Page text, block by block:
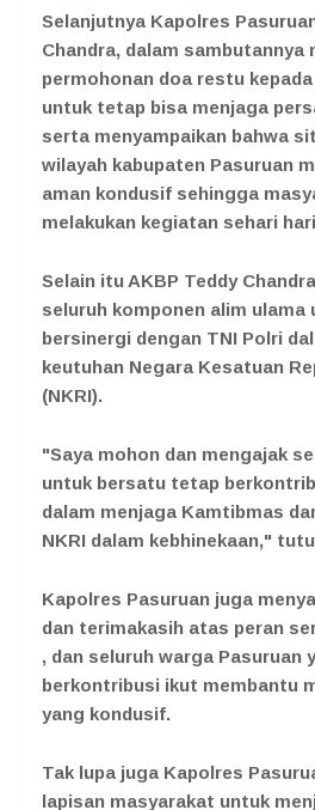
Selanjutnya Kapolres
Chandra, dalam sambutannya
permohonan doa restu
untuk tetap bisa menjaga
serta menyampaikan bahwa
wilayah kabupaten Pasuruan
aman kondusif sehingga
melakukan kegiatan sehari
Selain itu AKBP Teddy
seluruh komponen alim
bersinergi dengan TNI Polri
keutuhan Negara Kesatuan
(NKRI).
"Saya mohon dan mengajak
untuk bersatu tetap
dalam menjaga Kamtibmas
NKRI dalam kebhinekaan,"
Kapolres Pasuruan juga
dan terimakasih atas peran
, dan seluruh warga Pasuruan
berkontribusi ikut membantu
yang kondusif.
Tak lupa juga Kapolres
lapisan masyarakat untuk